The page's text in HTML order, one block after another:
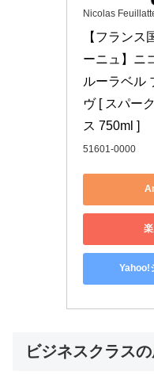
Nicolas
【フラン
ーニュ】ニ
ルーラベル
ヴ [ スパー
ス 750ml ]
51601-0000
Yahoo!
ビジネスクラス